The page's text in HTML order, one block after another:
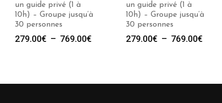
un guide privé (1 à
10h) – Groupe jusqu’à
30 personnes
279.00€ – 769.00€
à
un guide privé (1 à
10h) – Groupe jusqu’à
30 personnes
279.00€ – 769.00€
à